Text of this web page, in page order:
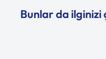
Bunlar da ilginizi